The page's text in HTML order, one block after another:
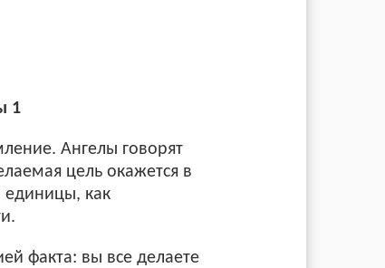
1
Ангелы говорят
цель окажется в
единицы, как
факта: вы все делаете